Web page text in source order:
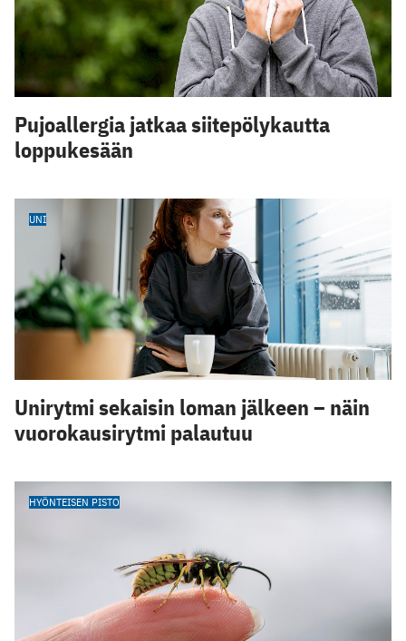
Pujoallergia jatkaa siitepölykautta
loppukesään
UNI
Unirytmi sekaisin loman jälkeen – näin
vuorokausirytmi palautuu
HYÖNTEISEN PISTO